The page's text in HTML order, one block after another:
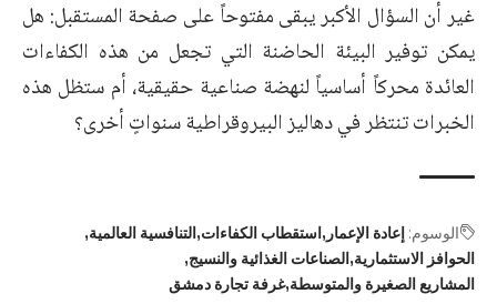
غير أن السؤال الأكبر يبقى مفتوحاً على صفحة المستقبل: هل
يمكن توفير البيئة الحاضنة التي تجعل من هذه الكفاءات
العائدة محركاً أساسياً لنهضة صناعية حقيقية، أم ستظل هذه
الخبرات تنتظر في دهاليز البيروقراطية سنواتٍ أخرى؟
الوسوم: إعادة الإعمار استقطاب الكفاءات التنافسية العالمية
الحوافز الاستثمارية الصناعات الغذائية والنسيج
المشاريع الصغيرة والمتوسطة غرفة تجارة دمشق